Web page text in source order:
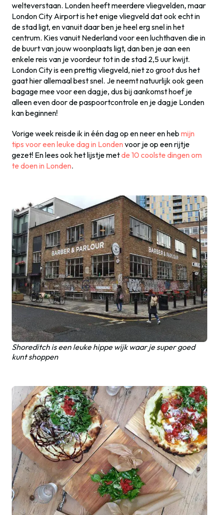
welteverstaan. Londen heeft meerdere vliegvelden, maar
London City Airport is het enige vliegveld dat ook echt in
de stad ligt, en vanuit daar ben je heel erg snel in het
centrum. Kies vanuit Nederland voor een luchthaven die in
de buurt van jouw woonplaats ligt, dan ben je aan een
enkele reis van je voordeur tot in de stad 2,5 uur kwijt.
London City is een prettig vliegveld, niet zo groot dus het
gaat hier allemaal best snel. Je neemt natuurlijk ook geen
bagage mee voor een dagje, dus bij aankomst hoef je
alleen even door de paspoortcontrole en je dagje Londen
kan beginnen!
Vorige week reisde ik in één dag op en neer en heb mijn
tips voor een leuke dag in Londen voor je op een rijtje
gezet! En lees ook het lijstje metde 10 coolste dingen om
te doen in Londen.
Shoreditch is een leuke hippe wijk waar je super goed
kunt shoppen